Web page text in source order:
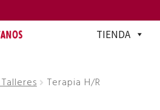
TIENDA
Terapia H/R